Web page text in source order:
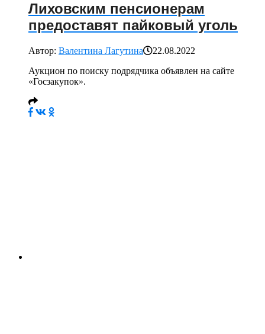
Лиховским пенсионерам
предоставят пайковый уголь
Автор: Валентина Лагутина
22.08.2022
Аукцион по поиску подрядчика объявлен на сайте
«Госзакупок».